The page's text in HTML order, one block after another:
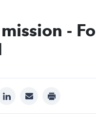
-
linkedinmail print